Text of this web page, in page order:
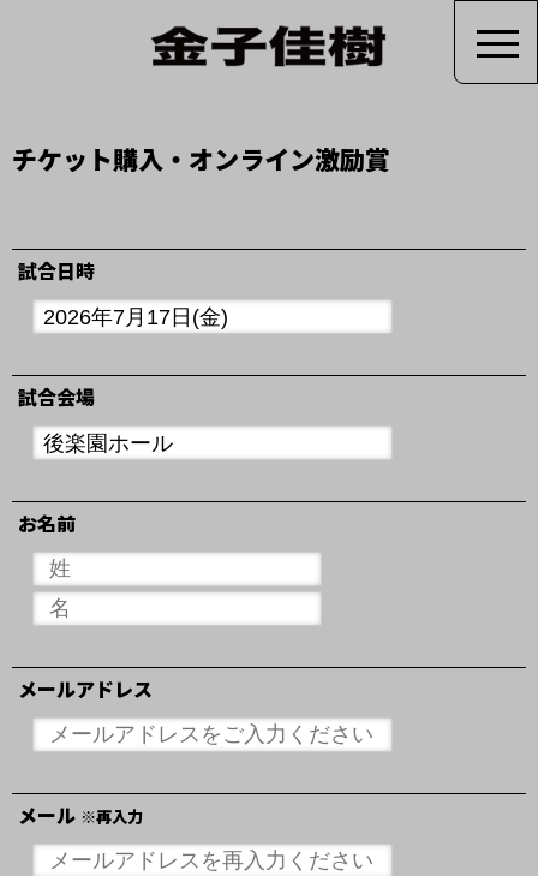
チケット購入・オンライン激励賞
試合日時
試合会場
お名前
メールアドレス
メール ※再入力